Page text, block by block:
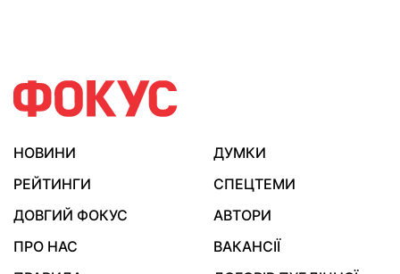
НОВИНИ
ДУМКИ
РЕЙТИНГИ
СПЕЦТЕМИ
ДОВГИЙ ФОКУС
АВТОРИ
ПРО НАС
ВАКАНСІЇ